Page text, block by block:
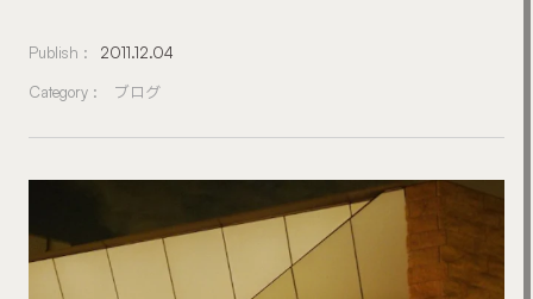
Publish : 2011.12.04
Category : ブログ